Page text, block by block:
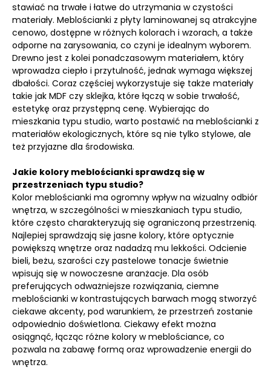
stawiać na trwałe i łatwe do utrzymania w czystości
materiały. Meblościanki z płyty laminowanej są atrakcyjne
cenowo, dostępne w różnych kolorach i wzorach, a także
odporne na zarysowania, co czyni je idealnym wyborem.
Drewno jest z kolei ponadczasowym materiałem, który
wprowadza ciepło i przytulność, jednak wymaga większej
dbałości. Coraz częściej wykorzystuje się także materiały
takie jak MDF czy sklejka, które łączą w sobie trwałość,
estetykę oraz przystępną cenę. Wybierając do
mieszkania typu studio, warto postawić na meblościanki z
materiałów ekologicznych, które są nie tylko stylowe, ale
też przyjazne dla środowiska.
Jakie kolory meblościanki sprawdzą się w
przestrzeniach typu studio?
Kolor meblościanki ma ogromny wpływ na wizualny odbiór
wnętrza, w szczególności w mieszkaniach typu studio,
które często charakteryzują się ograniczoną przestrzenią.
Najlepiej sprawdzają się jasne kolory, które optycznie
powiększą wnętrze oraz nadadzą mu lekkości. Odcienie
bieli, beżu, szarości czy pastelowe tonacje świetnie
wpisują się w nowoczesne aranżacje. Dla osób
preferujących odważniejsze rozwiązania, ciemne
meblościanki w kontrastujących barwach mogą stworzyć
ciekawe akcenty, pod warunkiem, że przestrzeń zostanie
odpowiednio doświetlona. Ciekawy efekt można
osiągnąć, łącząc różne kolory w meblościance, co
pozwala na zabawę formą oraz wprowadzenie energii do
wnętrza.